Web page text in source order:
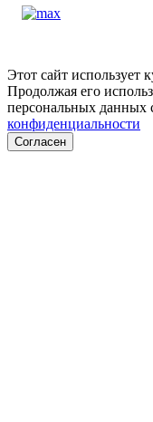
Этот сайт использует
Продолжая его
персональных данных
конфиденциальности
Согласен